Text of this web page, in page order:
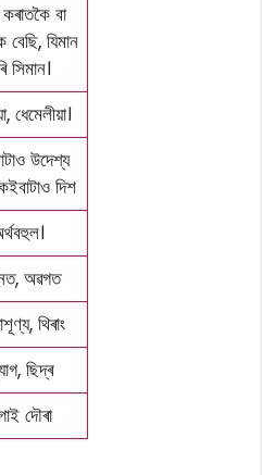
বা
বেছি, যিমান
সিমান।
ধেমেলীয়া।
উদেশ্য
দিশ
অৱগত
থিৰাং
ছিদ্ৰ
দৌৰা